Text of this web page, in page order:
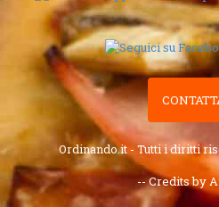
Ordinando.it - Tutti i diritti
-- Credits by